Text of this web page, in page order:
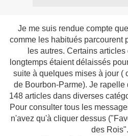
Je me suis rendue compte
comme les habitués parcourent
les autres. Certains
longtemps étaient délaissés
suite à quelques mises à jour (
de Bourbon-Parme). Je
148 articles dans diverses
Pour consulter tous les
n'avez qu'à cliquer dessus
des